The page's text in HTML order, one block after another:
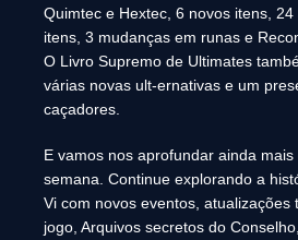
Quimtec e Hextec, 6 novos itens,
itens, 3 mudanças em runas e
O Livro Supremo de Ultimates
várias novas ult-ernativas e um
caçadores.
E vamos nos aprofundar ainda mais
semana. Continue explorando a
Vi com novos eventos, atualizações
jogo, Arquivos secretos do